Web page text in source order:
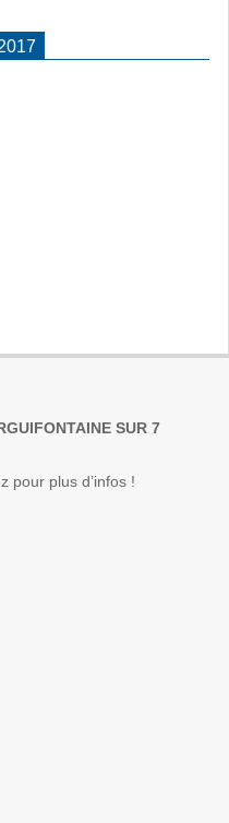
SUR 7
pour plus d’infos !